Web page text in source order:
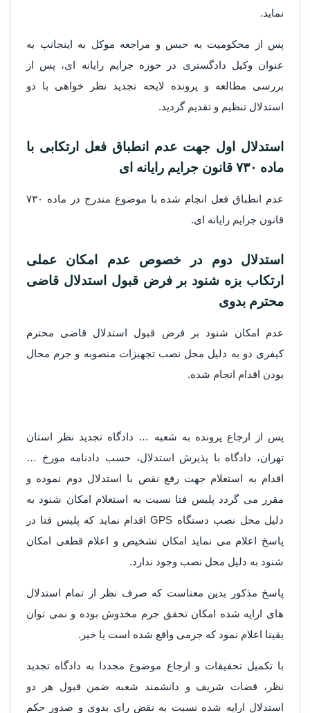
نماید.
پس از محکومیت به حبس و مراجعه موکل به اینجانب به
عنوان وکیل دادگستری در حوزه جرایم رایانه ای، پس از
بررسی مطالعه و پرونده لایحه تجدید نظر خواهی با دو
استدلال تنظیم و تقدیم گردید.
استدلال اول جهت عدم انطباق فعل ارتکابی با
ماده ۷۳۰ قانون جرایم رایانه ای
عدم انطباق فعل انجام شده با موضوع مندرج در ماده ۷۳۰
قانون جرایم رایانه ای.
استدلال دوم در خصوص عدم امکان عملی
ارتکاب بزه شنود بر فرض قبول استدلال قاضی
محترم بدوی
عدم امکان شنود بر فرض قبول استدلال قاضی محترم
کیفری دو به دلیل محل نصب تجهیزات منصوبه و جرم محال
بودن اقدام انجام شده.
پس از ارجاع پرونده به شعبه … دادگاه تجدید نظر استان
تهران، دادگاه با پذیرش استدلال، حسب دادنامه مورخ …
اقدام به استعلام جهت رفع نقص با استدلال دوم نموده و
مقرر می گردد پلیس فتا نسبت به استعلام امکان شنود به
دلیل محل نصب دستگاه GPS اقدام نماید که پلیس فتا در
پاسخ اعلام می نماید امکان تشخیص و اعلام قطعی امکان
شنود به دلیل محل نصب وجود ندارد.
پاسخ مذکور بدین معناست که صرف نظر از تمام استدلال
های ارایه شده امکان تحقق جرم مخدوش بوده و نمی توان
یقینا اعلام نمود که جرمی واقع شده است یا خیر.
با تکمیل تحقیقات و ارجاع موضوع مجددا به دادگاه تجدید
نظر، قضات شریف و دانشمند شعبه ضمن قبول هر دو
استدلال ارایه شده نسبت به نقض رای بدوی و صدور حکم